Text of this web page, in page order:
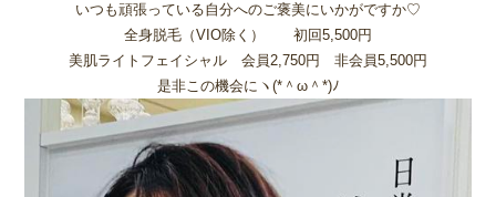
いつも頑張っている自分へのご褒美にいかがですか♡
全身脱毛（VIO除く） 初回5,500円
美肌ライトフェイシャル 会員2,750円 非会員5,500円
是非この機会にヽ(*＾ω＾*)ﾉ